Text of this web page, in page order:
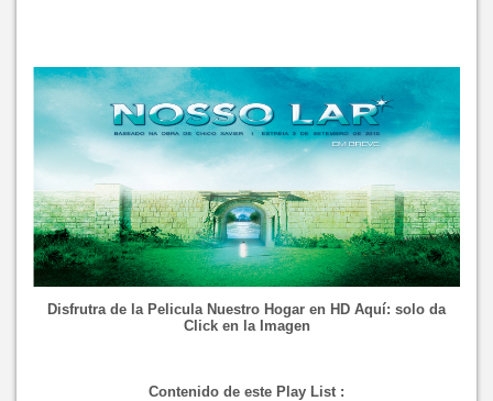
Disfrutra de la Pelicula Nuestro Hogar en HD Aquí: solo da
Click en la Imagen
Contenido de este Play List :